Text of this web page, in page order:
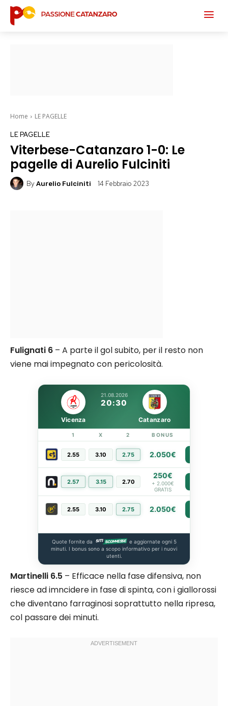
Home LE PAGELLE
LE PAGELLE
Viterbese-Catanzaro 1-0: Le
pagelle di Aurelio Fulciniti
By Aurelio Fulciniti 14 Febbraio 2023
Fulignati 6 – A parte il gol subito, per il resto non
viene mai impegnato con pericolosità.
21.08.2026
20:30
Vicenza Catanzaro
1 X 2 BONUS
2.55 3.10 2.75 2.050€
2.57 3.15 2.70
250€
+ 2.000€
GRATIS
2.55 3.10 2.75 2.050€
Quote fornite da
e aggiornate ogni 5
minuti. I bonus sono a scopo informativo per i nuovi
utenti.
Martinelli 6.5 – Efficace nella fase difensiva, non
riesce ad imncidere in fase di spinta, con i giallorossi
che diventano farraginosi soprattutto nella ripresa,
col passare dei minuti.